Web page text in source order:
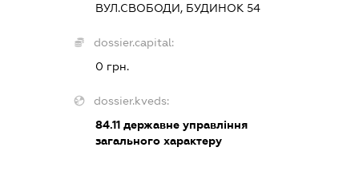
ВУЛ.СВОБОДИ, БУДИНОК 54
dossier.capital:
0 грн.
dossier.kveds:
84.11 державне управління
загального характеру